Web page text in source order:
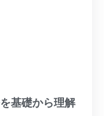
基礎から理解